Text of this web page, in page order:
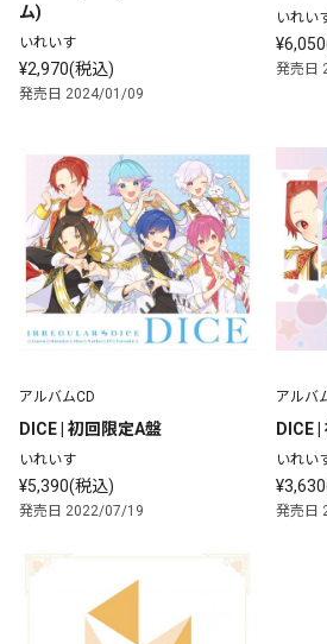
ム)
いれいす
¥2,970(税込)
発売日 2024/01/09
いれい
発売日
アルバムCD
DICE | 初回限定A盤
いれいす
¥5,390(税込)
発売日 2022/07/19
アルバ
DICE
いれい
発売日